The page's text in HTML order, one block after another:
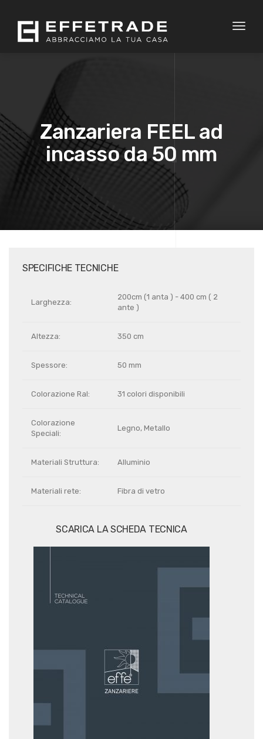
Toggle
Zanzariera FEEL ad
incasso da 50 mm
SPECIFICHE TECNICHE
Larghezza:
200cm (1 anta ) - 400 cm ( 2
ante )
Altezza: 350 cm
Spessore: 50 mm
Colorazione Ral: 31 colori disponibili
Colorazione
Speciali:
Legno, Metallo
Materiali Struttura: Alluminio
Materiali rete: Fibra di vetro
SCARICA LA SCHEDA TECNICA